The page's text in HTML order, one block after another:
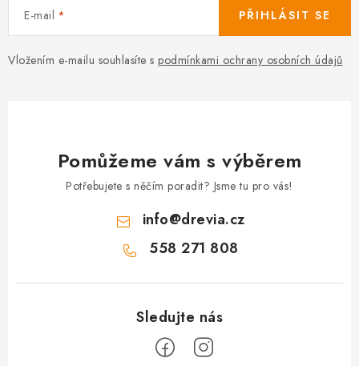
E-mail
Vložením e-mailu souhlasíte s podmínkami ochrany osobních údajů
PŘIHLÁSIT SE
Pomůžeme vám s výběrem
Potřebujete s něčím poradit? Jsme tu pro vás!
info@drevia.cz
558 271 808